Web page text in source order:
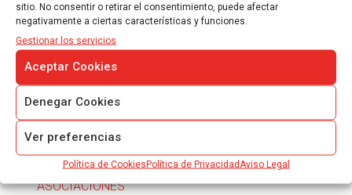
sitio. No consentir o retirar el consentimiento, puede afectar
negativamente a ciertas características y funciones.
Gestionar los servicios
Aceptar Cookies
Denegar Cookies
Ver preferencias
Política de CookiesPolítica de Privacidad Aviso Legal
medianas, somos auditores inscritos en el
ROAC, en el ICAC, auditores nacionales…
Leer más
AUDITORÍA DE FUNDACIONES Y
ASOCIACIONES